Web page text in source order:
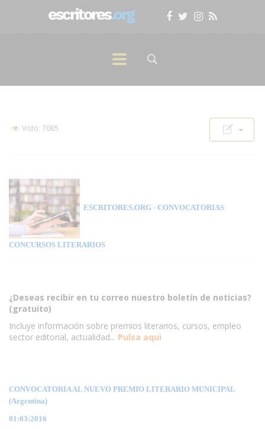
Visto: 7085
ESCRITORES.ORG - CONVOCATORIAS
CONCURSOS LITERARIOS
¿Deseas recibir en tu correo nuestro boletín de noticias?
(gratuito)
Incluye información sobre premios literarios, cursos, empleo
sector editorial, actualidad... Pulsa aqui
CONVOCATORIA AL NUEVO PREMIO LITERARIO MUNICIPAL
(Argentina)
01:03:2016